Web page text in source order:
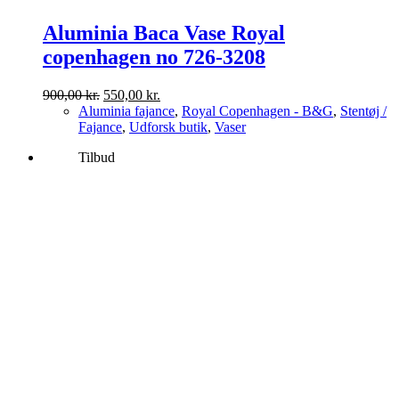
Aluminia Baca Vase Royal
copenhagen no 726-3208
900,00kr. Den
oprindelige
pris
900,00 kr..
550,00 kr.
aktuelle
pris
Aluminia fajance, Royal Copenhagen - B&G, Stentøj /
Fajance, Udforsk butik, Vaser
Tilbud